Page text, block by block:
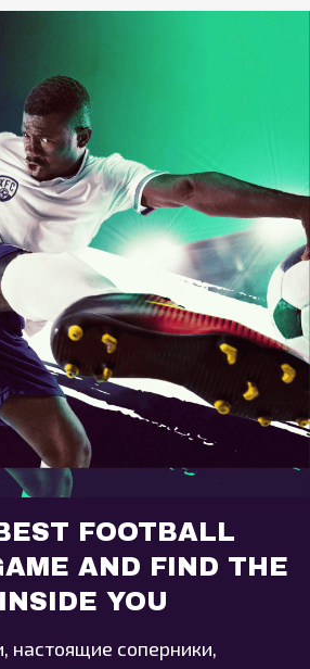
FOOTBALL
AND FIND THE
YOU
настоящие соперники,